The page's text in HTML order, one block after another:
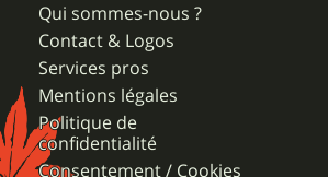
Qui sommes-nous ?
Contact & Logos
Services pros
Mentions légales
Politique de
confidentialité
Consentement / Cookies